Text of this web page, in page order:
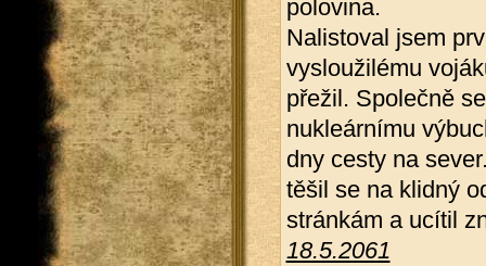
polovina.
Nalistoval jsem
vysloužilému
přežil. Společně
nukleárnímu
dny cesty na
těšil se na klidný
stránkám a ucítil
18.5.2061